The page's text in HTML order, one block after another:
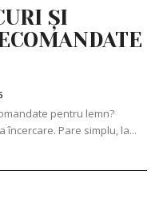
ȘI
pentru lemn?
încercare. Pare simplu, la...